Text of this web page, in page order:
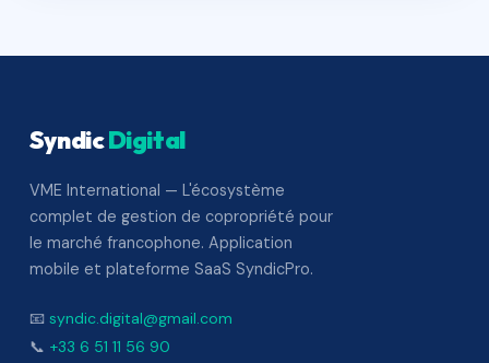
SyndicDigital
VME International — L'écosystème
complet de gestion de copropriété pour
le marché francophone. Application
mobile et plateforme SaaS SyndicPro.
📧 syndic.digital@gmail.com
📞 +33 6 51 11 56 90